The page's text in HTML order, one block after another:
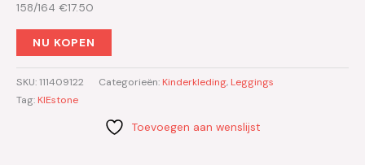
158/164 €17.50
NU KOPEN
SKU:111409122 Categorieën: Kinderkleding, Leggings
Tag: KIEstone
Toevoegen aan wenslijst